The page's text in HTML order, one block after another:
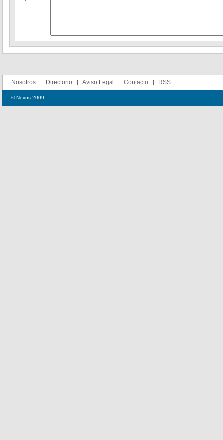
Nosotros Directorio Aviso Legal Contacto RSS
© Novus 2009